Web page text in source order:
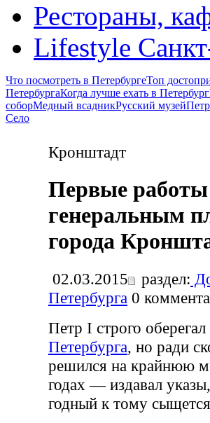
Рестораны,
Lifestyle
Что посмотреть в ПетербургеТоп
ПетербургаКогда лучше ехать в Петербург
соборМедный всадникРусский музей
Село
Кронштадт
Первые работы
генеральным
города
02.03.2015 раздел:
Петербурга 0
Петр I строго
Петербурга, но ради
решился на крайнюю
годах — издавал
годный к тому